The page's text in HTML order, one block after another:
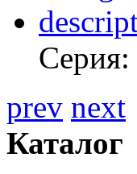
Серия:
prev next
Каталог